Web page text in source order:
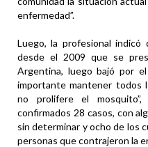
enfermedad”.
Luego, la profesional
desde el 2009 que se
Argentina, luego bajó por
importante mantener todos
no prolifere el
confirmados 28 casos, con
sin determinar y ocho de los
personas que contrajeron la